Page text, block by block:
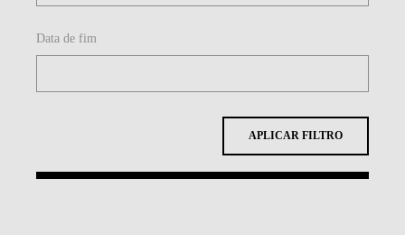
Data de fim
APLICAR FILTRO